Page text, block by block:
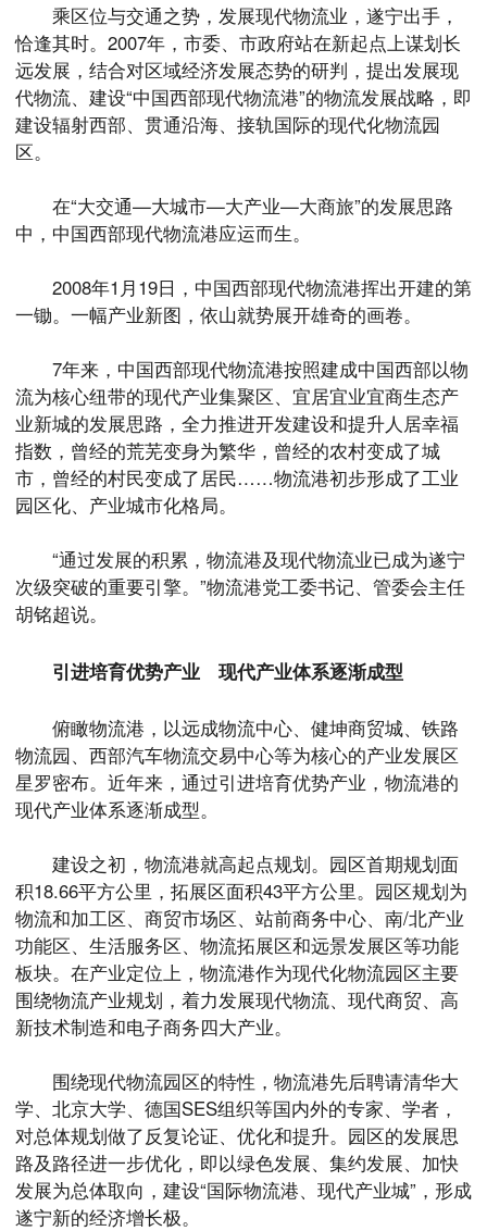
乘区位与交通之势，发展现代物流业，遂宁出手，
恰逢其时。2007年，市委、市政府站在新起点上谋划长
远发展，结合对区域经济发展态势的研判，提出发展现
代物流、建设“中国西部现代物流港”的物流发展战略，即
建设辐射西部、贯通沿海、接轨国际的现代化物流园
区。
在“大交通—大城市—大产业—大商旅”的发展思路
中，中国西部现代物流港应运而生。
2008年1月19日，中国西部现代物流港挥出开建的第
一锄。一幅产业新图，依山就势展开雄奇的画卷。
7年来，中国西部现代物流港按照建成中国西部以物
流为核心纽带的现代产业集聚区、宜居宜业宜商生态产
业新城的发展思路，全力推进开发建设和提升人居幸福
指数，曾经的荒芜变身为繁华，曾经的农村变成了城
市，曾经的村民变成了居民……物流港初步形成了工业
园区化、产业城市化格局。
“通过发展的积累，物流港及现代物流业已成为遂宁
次级突破的重要引擎。”物流港党工委书记、管委会主任
胡铭超说。
引进培育优势产业 现代产业体系逐渐成型
俯瞰物流港，以远成物流中心、健坤商贸城、铁路
物流园、西部汽车物流交易中心等为核心的产业发展区
星罗密布。近年来，通过引进培育优势产业，物流港的
现代产业体系逐渐成型。
建设之初，物流港就高起点规划。园区首期规划面
积18.66平方公里，拓展区面积43平方公里。园区规划为
物流和加工区、商贸市场区、站前商务中心、南/北产业
功能区、生活服务区、物流拓展区和远景发展区等功能
板块。在产业定位上，物流港作为现代化物流园区主要
围绕物流产业规划，着力发展现代物流、现代商贸、高
新技术制造和电子商务四大产业。
围绕现代物流园区的特性，物流港先后聘请清华大
学、北京大学、德国SES组织等国内外的专家、学者，
对总体规划做了反复论证、优化和提升。园区的发展思
路及路径进一步优化，即以绿色发展、集约发展、加快
发展为总体取向，建设“国际物流港、现代产业城”，形成
遂宁新的经济增长极。